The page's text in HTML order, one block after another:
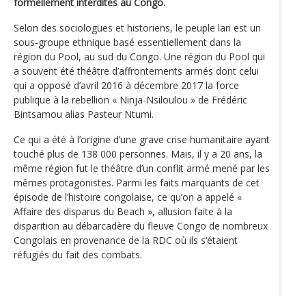
Selon des sociologues et historiens, le peuple lari est un
sous-groupe ethnique basé essentiellement dans la
région du Pool, au sud du Congo. Une région du Pool qui
a souvent été théâtre d’affrontements armés dont celui
qui a opposé d’avril 2016 à décembre 2017 la force
publique à la rebellion « Ninja-Nsiloulou » de Frédéric
Bintsamou alias Pasteur Ntumi.
Ce qui a été à l’origine d’une grave crise humanitaire ayant
touché plus de 138 000 personnes. Mais, il y a 20 ans, la
même région fut le théâtre d’un conflit armé mené par les
mêmes protagonistes. Parmi les faits marquants de cet
épisode de l’histoire congolaise, ce qu’on a appelé «
Affaire des disparus du Beach », allusion faite à la
disparition au débarcadère du fleuve Congo de nombreux
Congolais en provenance de la RDC où ils s‘étaient
réfugiés du fait des combats.